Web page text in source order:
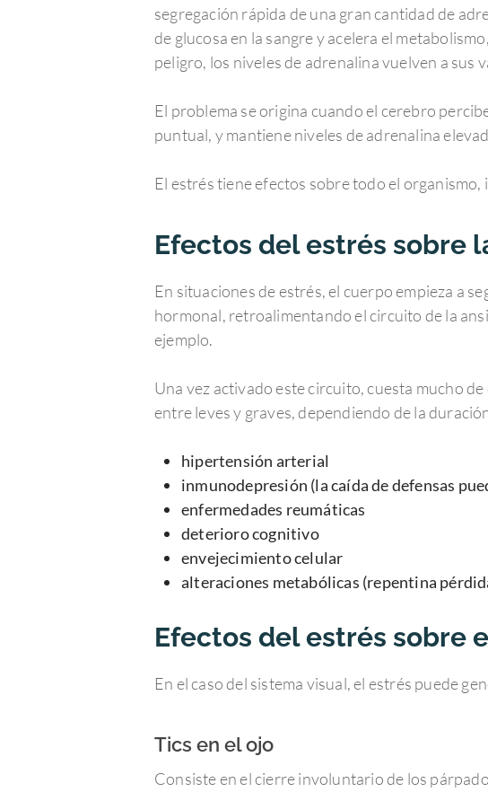
segregación rápida de una gran cantidad de
de glucosa en la sangre y acelera el
peligro, los niveles de adrenalina vuelven a sus
El problema se origina cuando el cerebro
puntual, y mantiene niveles de adrenalina
El estrés tiene efectos sobre todo el organismo,
Efectos del estrés sobre
En situaciones de estrés, el cuerpo empieza a
hormonal, retroalimentando el circuito de la
ejemplo.
Una vez activado este circuito, cuesta mucho
entre leves y graves, dependiendo de la
hipertensión arterial
inmunodepresión (la caída de defensas
enfermedades reumáticas
deterioro cognitivo
envejecimiento celular
alteraciones metabólicas (repentina
Efectos del estrés sobre
En el caso del sistema visual, el estrés puede
Tics en el ojo
Consiste en el cierre involuntario de los